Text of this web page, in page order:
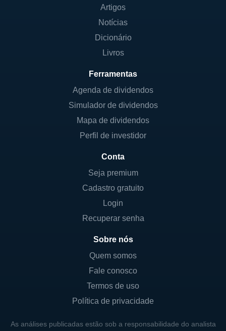
Artigos
Notícias
Dicionário
Livros
Ferramentas
Agenda de dividendos
Simulador de dividendos
Mapa de dividendos
Perfil de investidor
Conta
Seja premium
Cadastro gratuito
Login
Recuperar senha
Sobre nós
Quem somos
Fale conosco
Termos de uso
Política de privacidade
As análises publicadas estão sob a responsabilidade do analista